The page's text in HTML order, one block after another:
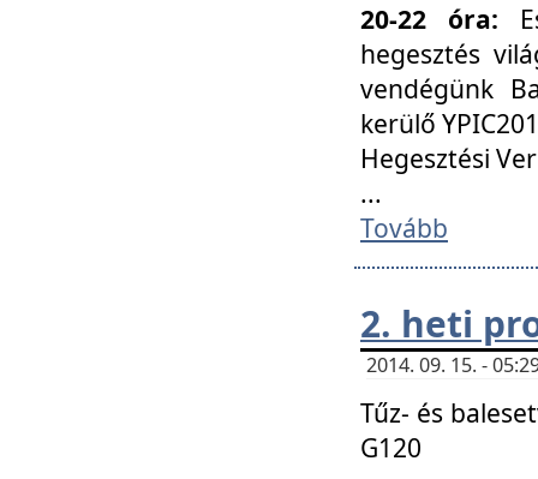
20-22 óra:
hegesztés
vendégünk
kerülő
Hegesztési
...
Tovább
2. heti
2014. 09. 15. -
Tűz- és
G120